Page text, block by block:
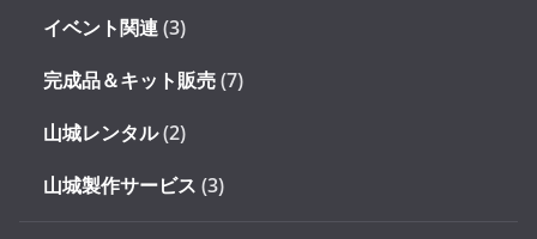
イベント関連(3)
完成品＆キット販売(7)
山城レンタル(2)
山城製作サービス (3)